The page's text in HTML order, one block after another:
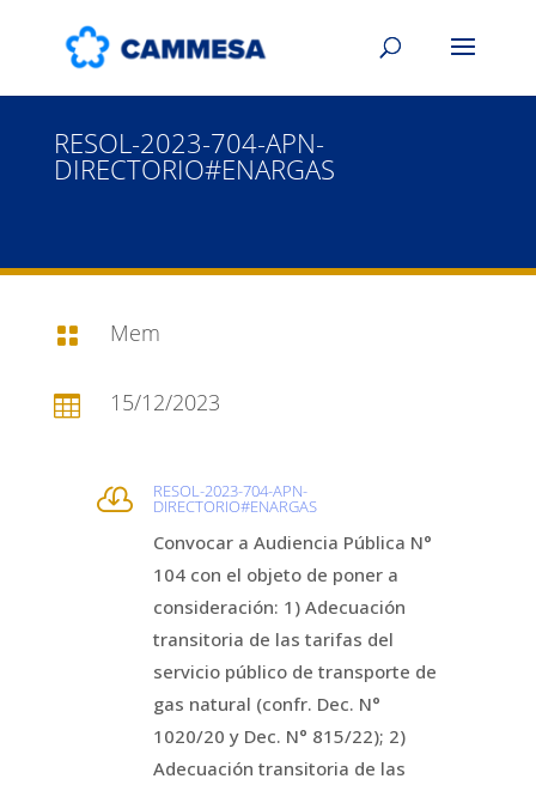
RESOL-2023-704-APN-
DIRECTORIO#ENARGAS
 Mem
 15/12/2023
 RESOL-2023-704-APN-
DIRECTORIO#ENARGAS
Convocar a Audiencia Pública N°
104 con el objeto de poner a
consideración: 1) Adecuación
transitoria de las tarifas del
servicio público de transporte de
gas natural (confr. Dec. N°
1020/20 y Dec. N° 815/22); 2)
Adecuación transitoria de las